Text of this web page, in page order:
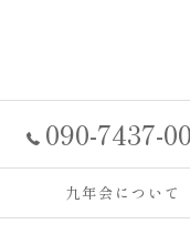
090-7437-
九年会について